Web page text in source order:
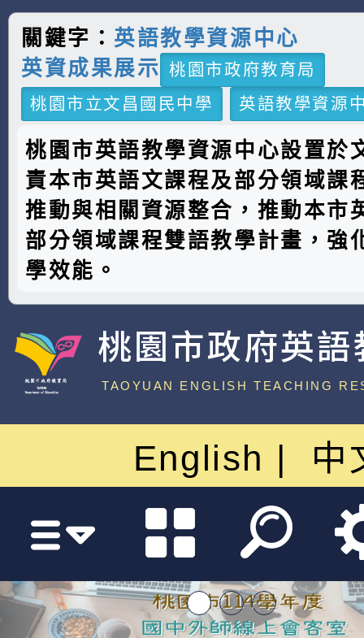
關鍵字： 英語教學資源中心
英資成果展示 桃園市政府教育局
桃園市立文昌國民中學
英語教學資源
桃園市英語教學資源中心設置於
責本市英語文課程及部分領域課
推動與相關資源整合，推動本市
部分領域課程雙語教學計畫，強
學效能。
桃園市政府英
中心
TAOYUAN ENGLISH TEACHING
English 中